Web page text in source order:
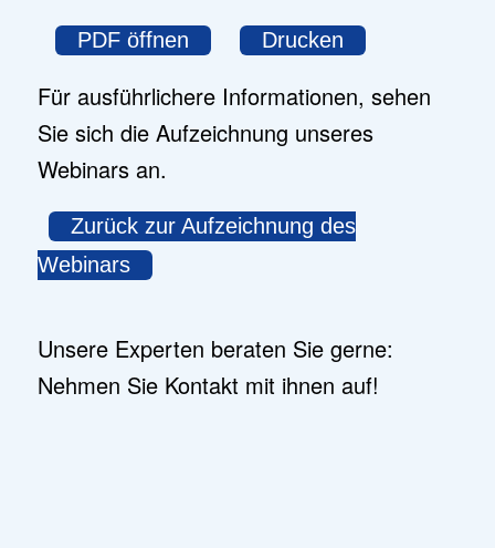
PDF öffnen Drucken
Für ausführlichere Informationen, sehen
Sie sich die Aufzeichnung unseres
Webinars an.
Zurück zur Aufzeichnung des
Webinars
Unsere Experten beraten Sie gerne:
Nehmen Sie Kontakt mit ihnen auf!